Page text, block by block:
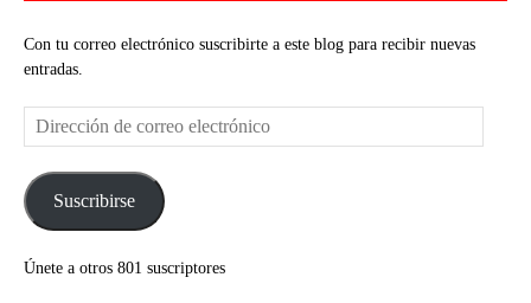
Con tu correo electrónico suscribirte a este blog para recibir nuevas
entradas.
Dirección
de
electrónicoSuscribirse
Únete a otros 801 suscriptores